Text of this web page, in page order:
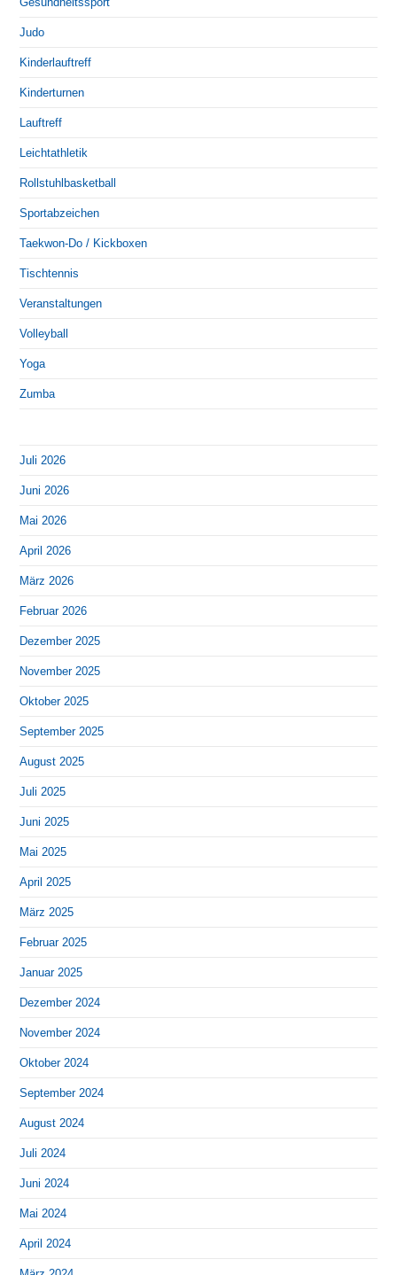
Judo
Kinderlauftreff
Kinderturnen
Lauftreff
Leichtathletik
Rollstuhlbasketball
Sportabzeichen
Taekwon-Do / Kickboxen
Tischtennis
Veranstaltungen
Volleyball
Yoga
Zumba
Juli 2026
Juni 2026
Mai 2026
April 2026
März 2026
Februar 2026
Dezember 2025
November 2025
Oktober 2025
September 2025
August 2025
Juli 2025
Juni 2025
Mai 2025
April 2025
März 2025
Februar 2025
Januar 2025
Dezember 2024
November 2024
Oktober 2024
September 2024
August 2024
Juli 2024
Juni 2024
Mai 2024
April 2024